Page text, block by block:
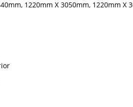
1220mm X 3050mm, 1220mm X